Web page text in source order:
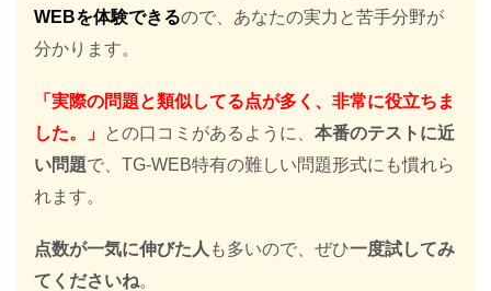
WEBを体験できるので、あなたの実力と苦手分野が
分かります。
「実際の問題と類似してる点が多く、非常に役立ちま
した。」 との口コミがあるように、 本番のテストに近
い問題で、TG-WEB特有の難しい問題形式にも慣れら
れます。
点数が一気に伸びた人 も多いので、ぜひ一度試してみ
てくださいね。